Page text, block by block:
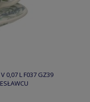
0,07 L F037 GZ39